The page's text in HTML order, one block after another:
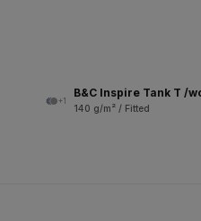
+1
B&C Inspire Tank T /
140 g/m² / Fitted